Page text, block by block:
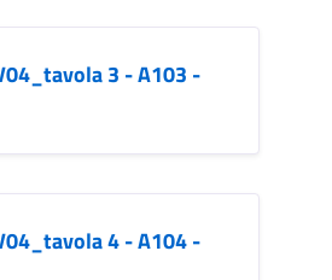
3 - A103 -
4 - A104 -